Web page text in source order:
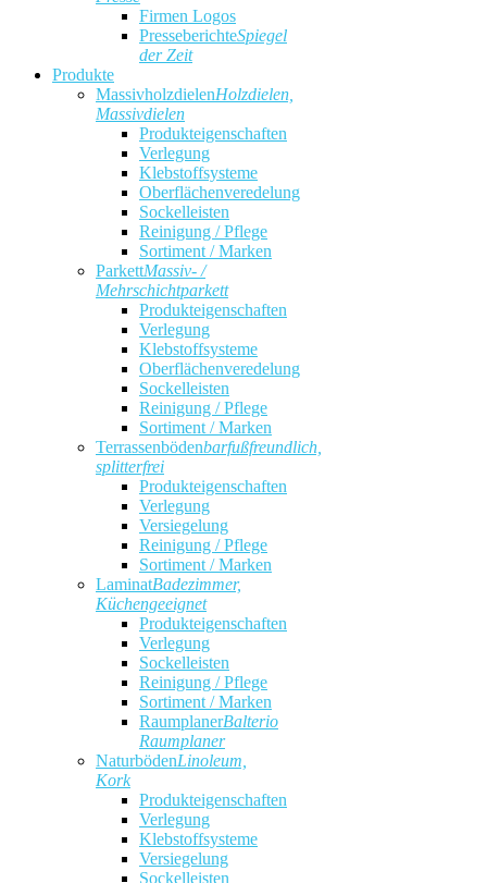
Firmen Logos
PresseberichteSpiegel
der Zeit
Produkte
MassivholzdielenHolzdielen,
Massivdielen
Produkteigenschaften
Verlegung
Klebstoffsysteme
Oberflächenveredelung
Sockelleisten
Reinigung / Pflege
Sortiment / Marken
ParkettMassiv- /
Mehrschichtparkett
Produkteigenschaften
Verlegung
Klebstoffsysteme
Oberflächenveredelung
Sockelleisten
Reinigung / Pflege
Sortiment / Marken
Terrassenbödenbarfußfreundlich,
splitterfrei
Produkteigenschaften
Verlegung
Versiegelung
Reinigung / Pflege
Sortiment / Marken
LaminatBadezimmer,
Küchengeeignet
Produkteigenschaften
Verlegung
Sockelleisten
Reinigung / Pflege
Sortiment / Marken
RaumplanerBalterio
Raumplaner
NaturbödenLinoleum,
Kork
Produkteigenschaften
Verlegung
Klebstoffsysteme
Versiegelung
Sockelleisten